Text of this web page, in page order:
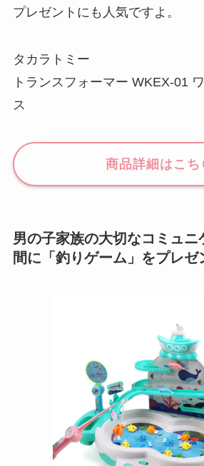
プレゼントにも人気ですよ。
タカラトミー
トランスフォーマー WKEX-01
ス
商品詳細はこち
男の子家族の大切なコミュニ
間に「釣りゲーム」をプレゼ